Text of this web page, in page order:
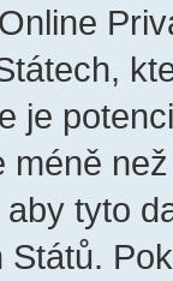
je
méně
tyto